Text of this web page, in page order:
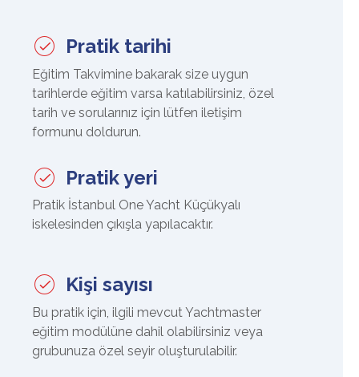
Pratik tarihi
Eğitim Takvimine bakarak size uygun
tarihlerde eğitim varsa katılabilirsiniz, özel
tarih ve sorularınız için lütfen iletişim
formunu doldurun.
Pratik yeri
Pratik İstanbul One Yacht Küçükyalı
iskelesinden çıkışla yapılacaktır.
Kişi sayısı
Bu pratik için, ilgili mevcut Yachtmaster
eğitim modülüne dahil olabilirsiniz veya
grubunuza özel seyir oluşturulabilir.